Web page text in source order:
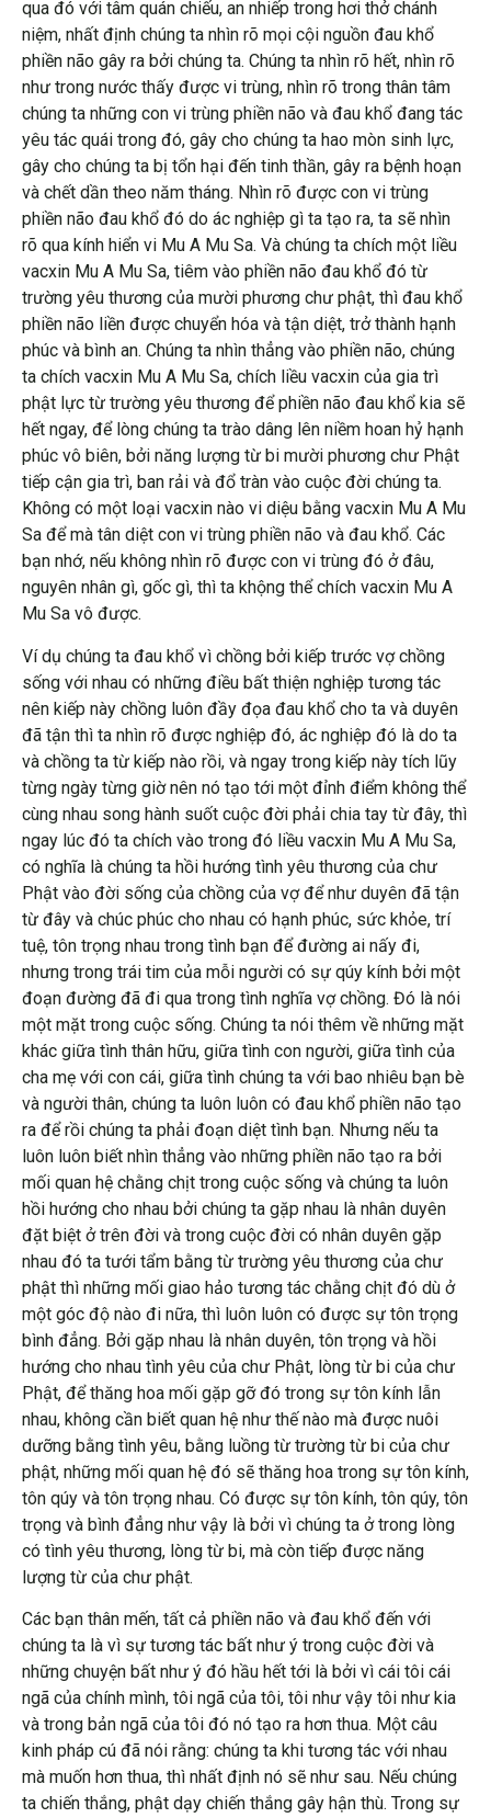
qua đó với tâm quán chiếu, an nhiếp trong hơi thở chánh
niệm, nhất định chúng ta nhìn rõ mọi cội nguồn đau khổ
phiền não gây ra bởi chúng ta. Chúng ta nhìn rõ hết, nhìn rõ
như trong nước thấy được vi trùng, nhìn rõ trong thân tâm
chúng ta những con vi trùng phiền não và đau khổ đang tác
yêu tác quái trong đó, gây cho chúng ta hao mòn sinh lực,
gây cho chúng ta bị tổn hại đến tinh thần, gây ra bệnh hoạn
và chết dần theo năm tháng. Nhìn rõ được con vi trùng
phiền não đau khổ đó do ác nghiệp gì ta tạo ra, ta sẽ nhìn
rõ qua kính hiển vi Mu A Mu Sa. Và chúng ta chích một liều
vacxin Mu A Mu Sa, tiêm vào phiền não đau khổ đó từ
trường yêu thương của mười phương chư phật, thì đau khổ
phiền não liền được chuyển hóa và tận diệt, trở thành hạnh
phúc và bình an. Chúng ta nhìn thẳng vào phiền não, chúng
ta chích vacxin Mu A Mu Sa, chích liều vacxin của gia trì
phật lực từ trường yêu thương để phiền não đau khổ kia sẽ
hết ngay, để lòng chúng ta trào dâng lên niềm hoan hỷ hạnh
phúc vô biên, bởi năng lượng từ bi mười phương chư Phật
tiếp cận gia trì, ban rải và đổ tràn vào cuộc đời chúng ta.
Không có một loại vacxin nào vi diệu bằng vacxin Mu A Mu
Sa để mà tân diệt con vi trùng phiền não và đau khổ. Các
bạn nhớ, nếu không nhìn rõ được con vi trùng đó ở đâu,
nguyên nhân gì, gốc gì, thì ta khộng thể chích vacxin Mu A
Mu Sa vô được.
Ví dụ chúng ta đau khổ vì chồng bởi kiếp trước vợ chồng
sống với nhau có những điều bất thiện nghiệp tương tác
nên kiếp này chồng luôn đầy đọa đau khổ cho ta và duyên
đã tận thì ta nhìn rõ được nghiệp đó, ác nghiệp đó là do ta
và chồng ta từ kiếp nào rồi, và ngay trong kiếp này tích lũy
từng ngày từng giờ nên nó tạo tới một đỉnh điểm không thể
cùng nhau song hành suốt cuộc đời phải chia tay từ đây, thì
ngay lúc đó ta chích vào trong đó liều vacxin Mu A Mu Sa,
có nghĩa là chúng ta hồi hướng tình yêu thương của chư
Phật vào đời sống của chồng của vợ để như duyên đã tận
từ đây và chúc phúc cho nhau có hạnh phúc, sức khỏe, trí
tuệ, tôn trọng nhau trong tình bạn để đường ai nấy đi,
nhưng trong trái tim của mỗi người có sự qúy kính bởi một
đoạn đường đã đi qua trong tình nghĩa vợ chồng. Đó là nói
một mặt trong cuộc sống. Chúng ta nói thêm về những mặt
khác giữa tình thân hữu, giữa tình con người, giữa tình của
cha mẹ với con cái, giữa tình chúng ta với bao nhiêu bạn bè
và người thân, chúng ta luôn luôn có đau khổ phiền não tạo
ra để rồi chúng ta phải đoạn diệt tình bạn. Nhưng nếu ta
luôn luôn biết nhìn thẳng vào những phiền não tạo ra bởi
mối quan hệ chằng chịt trong cuộc sống và chúng ta luôn
hồi hướng cho nhau bởi chúng ta gặp nhau là nhân duyên
đặt biệt ở trên đời và trong cuộc đời có nhân duyên gặp
nhau đó ta tưới tẩm bằng từ trường yêu thương của chư
phật thì những mối giao hảo tương tác chằng chịt đó dù ở
một góc độ nào đi nữa, thì luôn luôn có được sự tôn trọng
bình đẳng. Bởi gặp nhau là nhân duyên, tôn trọng và hồi
hướng cho nhau tình yêu của chư Phật, lòng từ bi của chư
Phật, để thăng hoa mối gặp gỡ đó trong sự tôn kính lẫn
nhau, không cần biết quan hệ như thế nào mà được nuôi
dưỡng bằng tình yêu, bằng luồng từ trường từ bi của chư
phật, những mối quan hệ đó sẽ thăng hoa trong sự tôn kính,
tôn qúy và tôn trọng nhau. Có được sự tôn kính, tôn qúy, tôn
trọng và bình đẳng như vậy là bởi vì chúng ta ở trong lòng
có tình yêu thương, lòng từ bi, mà còn tiếp được năng
lượng từ của chư phật.
Các bạn thân mến, tất cả phiền não và đau khổ đến với
chúng ta là vì sự tương tác bất như ý trong cuộc đời và
những chuyện bất như ý đó hầu hết tới là bởi vì cái tôi cái
ngã của chính mình, tôi ngã của tôi, tôi như vậy tôi như kia
và trong bản ngã của tôi đó nó tạo ra hơn thua. Một câu
kinh pháp cú đã nói rằng: chúng ta khi tương tác với nhau
mà muốn hơn thua, thì nhất định nó sẽ như sau. Nếu chúng
ta chiến thắng, phật dạy chiến thắng gây hận thù. Trong sự